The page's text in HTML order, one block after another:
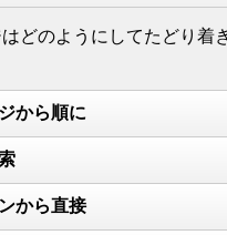
どのようにしてたどり着
から順に
から直接